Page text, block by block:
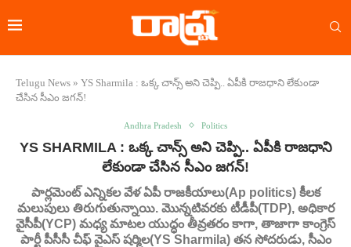
Telugu News » YS Sharmila : ఒక్క చాన్స్ అని చెప్పి.. ఏపీకి రాజధాని లేకుండా
చేసిన సీఎం జగన్!
Andhra Pradesh Politics
YS SHARMILA : ఒక్క చాన్స్ అని చెప్పి.. ఏపీకి రాజధాని
లేకుండా చేసిన సీఎం జగన్!
పార్లమెంట్ ఎన్నికల వేళ ఏపీ రాజకీయాలు(Ap politics) కీలక
మలుపులు తిరుగుతున్నాయి. మొన్నటివరకు టీడీపీ(TDP), అధికార
వైసీపీ(YCP) మధ్య మాటల యుద్ధం తీవ్రతరం కాగా, తాజాగా కాంగ్రెస్
పార్టీ పీసీసీ చీఫ్ వైఎస్ షర్మిల(YS Sharmila) తన సోదరుడు, సీఎం